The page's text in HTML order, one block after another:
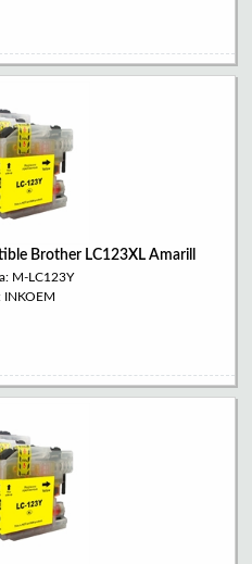
Brother LC123XL Amarill
M-LC123Y
INKOEM